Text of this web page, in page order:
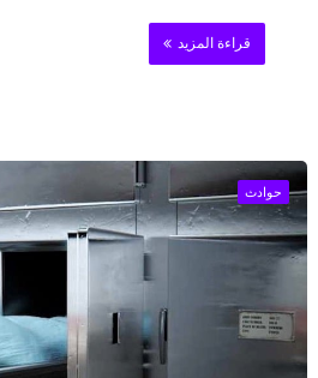
قراءة المزيد
حوادث